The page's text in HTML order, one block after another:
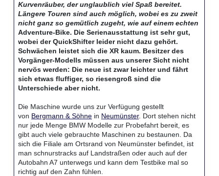
Kurvenräuber, der unglaublich viel Spaß bereitet.
Längere Touren sind auch möglich, wobei es zu zweit
nicht ganz so gemütlich zugeht, wie auf einem echten
Adventure-Bike. Die Serienausstattung ist sehr gut,
wobei der QuickShifter leider nicht dazu gehört.
Schwächen leistet sich die XR kaum. Besitzer des
Vorgänger-Modells müssen aus unserer Sicht nicht
nervös werden: Die neue ist zwar leichter und fährt
sich etwas fluffiger, so riesengroß sind die
Unterschiede aber nicht.
Die Maschine wurde uns zur Verfügung gestellt
von Bergmann & Söhne in Neumünster. Dort stehen nicht
nur jede Menge BMW Modelle zur Probefahrt bereit, es
gibt auch viele gebrauchte Maschinen zu bestaunen. Da
sich die Filiale am Ortsrand von Neumünster befindet, ist
man schnurstracks auf Landstraßen oder auch auf der
Autobahn A7 unterwegs und kann dem Testbike mal so
richtig auf den Zahn fühlen.